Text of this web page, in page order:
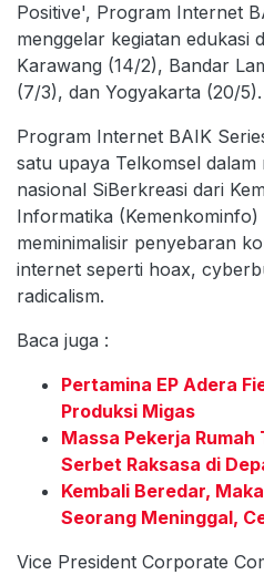
Positive', Program Internet
menggelar kegiatan edukasi
Karawang (14/2), Bandar
(7/3), dan Yogyakarta (20/5).
Program Internet BAIK
satu upaya Telkomsel
nasional SiBerkreasi dari
Informatika
meminimalisir penyebaran
internet seperti hoax,
radicalism.
Baca juga :
Pertamina EP Adera
Produksi Migas
Massa Pekerja
Serbet Raksasa di
Kembali Beredar,
Seorang Meninggal,
Vice President Corporate